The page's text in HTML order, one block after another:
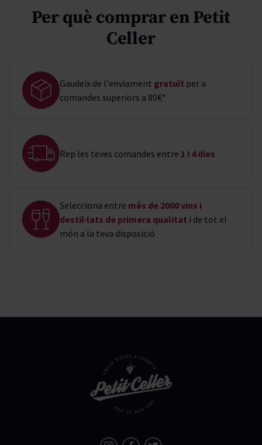
Per què comprar en Petit
Celler
Gaudeix de l'enviament gratuït per a
comandes superiors a 80€*
Rep les teves comandes entre 1 i 4 dies
Selecciona entre més de 2000 vins i
destil·lats de primera qualitat i de tot el
món a la teva disposició